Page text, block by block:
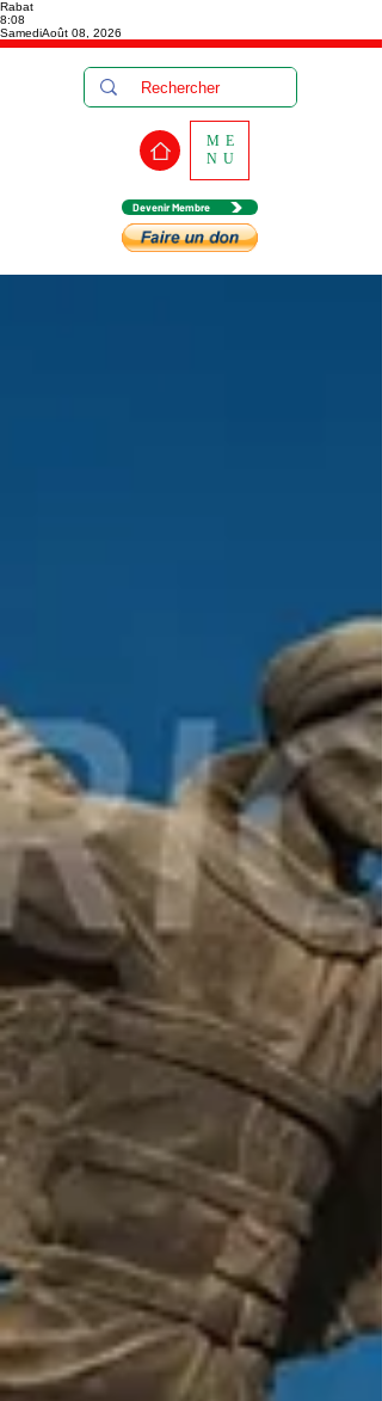
Rabat
8:08
SamediAoût 08, 2026
Devenir Membre
ME
NU